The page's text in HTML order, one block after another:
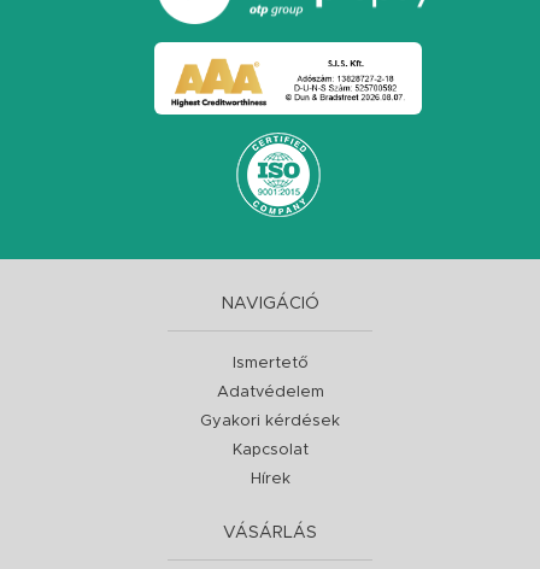
NAVIGÁCIÓ
Ismertető
Adatvédelem
Gyakori kérdések
Kapcsolat
Hírek
VÁSÁRLÁS